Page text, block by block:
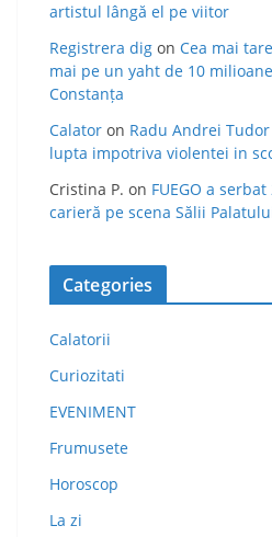
artistul lângă el pe viitor
Registrera dig on Cea mai
mai pe un yaht de 10
Constanța
Calator on Radu Andrei
lupta impotriva violentei in
Cristina P. on FUEGO a
carieră pe scena Sălii
Categories
Calatorii
Curiozitati
EVENIMENT
Frumusete
Horoscop
La zi